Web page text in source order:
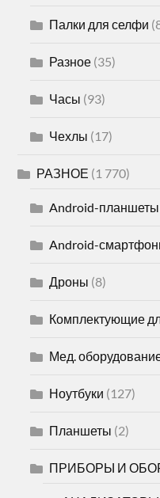
Палки для селфи
Разное (35)
Часы (93)
Чехлы (17)
РАЗНОЕ (1 770)
Android-планшеты
Android-
Дроны (8)
Комплектующие
Мед.
Ноутбуки (127)
Планшеты (2)
ПРИБОРЫ И